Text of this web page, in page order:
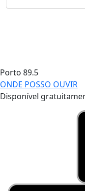
Porto 89.5
ONDE POSSO OUVIR
Disponível